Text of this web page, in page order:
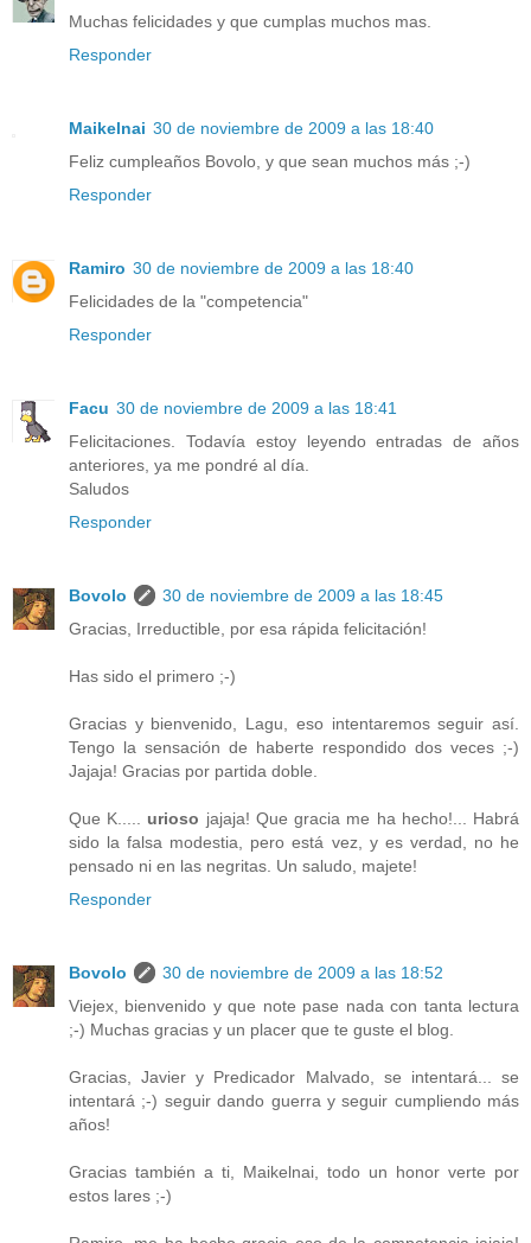
Muchas felicidades y que cumplas muchos mas.
Responder
Maikelnai 30 de noviembre de 2009 a las 18:40
Feliz cumpleaños Bovolo, y que sean muchos más ;-)
Responder
Ramiro 30 de noviembre de 2009 a las 18:40
Felicidades de la "competencia"
Responder
Facu 30 de noviembre de 2009 a las 18:41
Felicitaciones. Todavía estoy leyendo entradas de años
anteriores, ya me pondré al día.
Saludos
Responder
Bovolo
30 de noviembre de 2009 a las 18:45
Gracias, Irreductible, por esa rápida felicitación!
Has sido el primero ;-)
Gracias y bienvenido, Lagu, eso intentaremos seguir así.
Tengo la sensación de haberte respondido dos veces ;-)
Jajaja! Gracias por partida doble.
Que K..... urioso jajaja! Que gracia me ha hecho!... Habrá
sido la falsa modestia, pero está vez, y es verdad, no he
pensado ni en las negritas. Un saludo, majete!
Responder
Bovolo
30 de noviembre de 2009 a las 18:52
Viejex, bienvenido y que note pase nada con tanta lectura
;-) Muchas gracias y un placer que te guste el blog.
Gracias, Javier y Predicador Malvado, se intentará... se
intentará ;-) seguir dando guerra y seguir cumpliendo más
años!
Gracias también a ti, Maikelnai, todo un honor verte por
estos lares ;-)